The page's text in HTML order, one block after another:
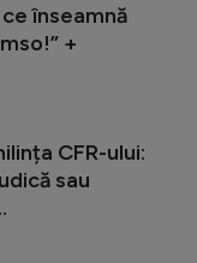
înseamnă
+
CFR-ului:
sau